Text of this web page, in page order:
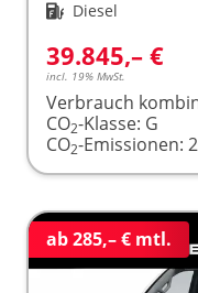
Kraftstoff Diesel
39.845,– €
incl. 19% MwSt.
Verbrauch
CO2-Klasse: G
CO2-Emissionen:
ab 285,– € mtl.